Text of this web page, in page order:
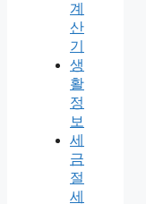
계
산
기
생
활
정
보
세
금
절
세